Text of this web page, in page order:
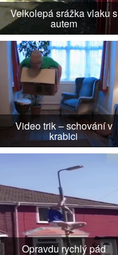
Velkolepá srážka vlaku s
autem
Video trik – schování v
krabici
Opravdu rychlý pád